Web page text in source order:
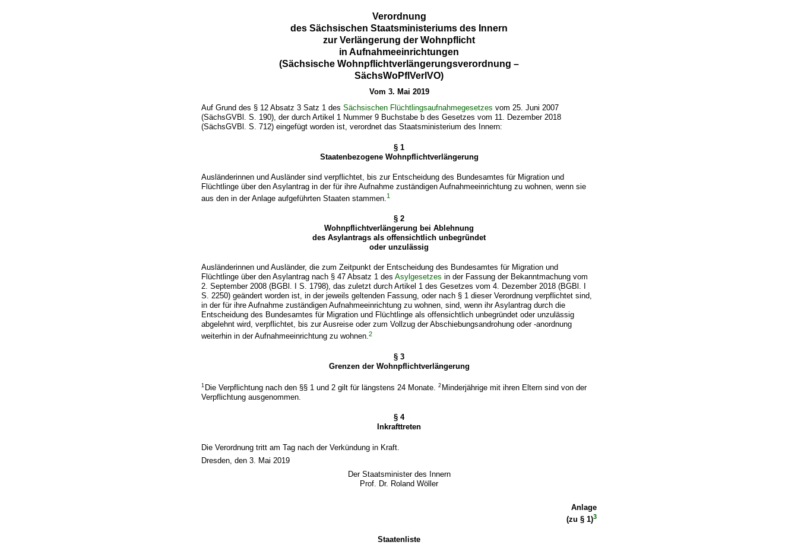
Verordnung
des Sächsischen Staatsministeriums des Innern
zur Verlängerung der Wohnpflicht
in Aufnahmeeinrichtungen
(Sächsische Wohnpflichtverlängerungsverordnung –
SächsWoPflVerlVO)
Vom 3. Mai 2019
Auf Grund des § 12 Absatz 3 Satz 1 desSächsischen Flüchtlingsaufnahmegesetzes vom 25. Juni 2007
(SächsGVBl. S. 190), der durch Artikel 1 Nummer 9 Buchstabe b des Gesetzes vom 11. Dezember 2018
(SächsGVBl. S. 712) eingefügt worden ist, verordnet das Staatsministerium des Innern:
§ 1
Staatenbezogene Wohnpflichtverlängerung
Ausländerinnen und Ausländer sind verpflichtet, bis zur Entscheidung des Bundesamtes für Migration und
Flüchtlinge über den Asylantrag in der für ihre Aufnahme zuständigen Aufnahmeeinrichtung zu wohnen, wenn sie
aus den in der Anlage aufgeführten Staaten stammen.1
§ 2
Wohnpflichtverlängerung bei Ablehnung
des Asylantrags als offensichtlich unbegründet
oder unzulässig
Ausländerinnen und Ausländer, die zum Zeitpunkt der Entscheidung des Bundesamtes für Migration und
Flüchtlinge über den Asylantrag nach § 47 Absatz 1 desAsylgesetzes in der Fassung der Bekanntmachung vom
2. September 2008 (BGBl. I S. 1798), das zuletzt durch Artikel 1 des Gesetzes vom 4. Dezember 2018 (BGBl. I
S. 2250) geändert worden ist, in der jeweils geltenden Fassung, oder nach § 1 dieser Verordnung verpflichtet sind,
in der für ihre Aufnahme zuständigen Aufnahmeeinrichtung zu wohnen, sind, wenn ihr Asylantrag durch die
Entscheidung des Bundesamtes für Migration und Flüchtlinge als offensichtlich unbegründet oder unzulässig
abgelehnt wird, verpflichtet, bis zur Ausreise oder zum Vollzug der Abschiebungsandrohung oder -anordnung
weiterhin in der Aufnahmeeinrichtung zu wohnen.2
§ 3
Grenzen der Wohnpflichtverlängerung
1 Die Verpflichtung nach den §§ 1 und 2 gilt für längstens 24 Monate.2 Minderjährige mit ihren Eltern sind von der
Verpflichtung ausgenommen.
§ 4
Inkrafttreten
Die Verordnung tritt am Tag nach der Verkündung in Kraft.
Dresden, den 3. Mai 2019
Der Staatsminister des Innern
Prof. Dr. Roland Wöller
Anlage
(zu § 1)3
Staatenliste